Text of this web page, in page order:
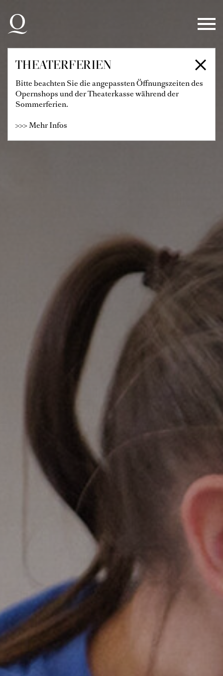
Zur Hauptnavigation springen
Zum Hauptinhalt springen
Zum Footer springen
THEATERFERIEN
Bitte beachten Sie die angepassten Öffnungszeiten des
Opernshops und der Theaterkasse während der
Sommerferien.
>>> Mehr Infos